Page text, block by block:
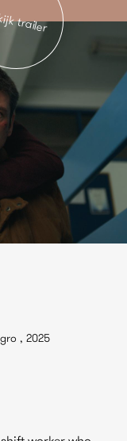
trailer
, 2025